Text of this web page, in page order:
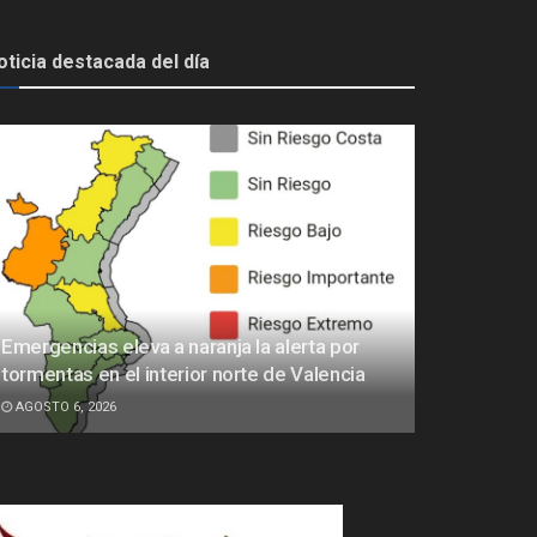
destacada del día
Emergencias eleva a naranja la alerta por
tormentas en el interior norte de Valencia
AGOSTO 6, 2026